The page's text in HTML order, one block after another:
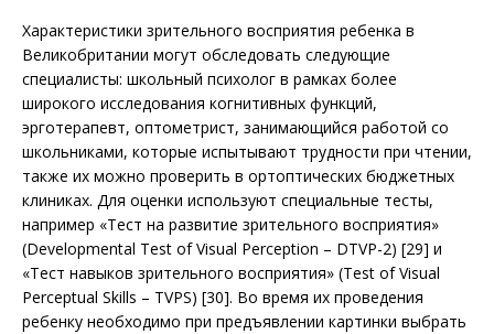
Характеристики зрительного восприятия ребенка в
Великобритании могут обследовать следующие
специалисты: школьный психолог в рамках более
широкого исследования когнитивных функций,
эрготерапевт, оптометрист, занимающийся работой со
школьниками, которые испытывают трудности при чтении,
также их можно проверить в ортоптических бюджетных
клиниках. Для оценки используют специальные тесты,
например «Тест на развитие зрительного восприятия»
(Developmental Test of Visual Perception – DTVP-2) [29] и
«Тест навыков зрительного восприятия» (Test of Visual
Perceptual Skills – TVPS) [30]. Во время их проведения
ребенку необходимо при предъявлении картинки выбрать